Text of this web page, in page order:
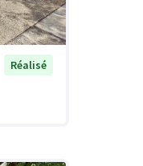
Réalisé